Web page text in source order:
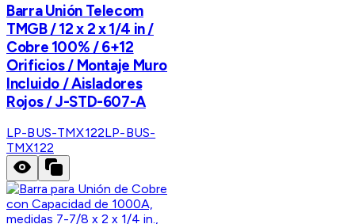
Barra Unión Telecom
TMGB / 12 x 2 x 1/4 in /
Cobre 100% / 6+12
Orificios / Montaje Muro
Incluido / Aisladores
Rojos / J-STD-607-A
LP-BUS-TMX122LP-BUS-
TMX122